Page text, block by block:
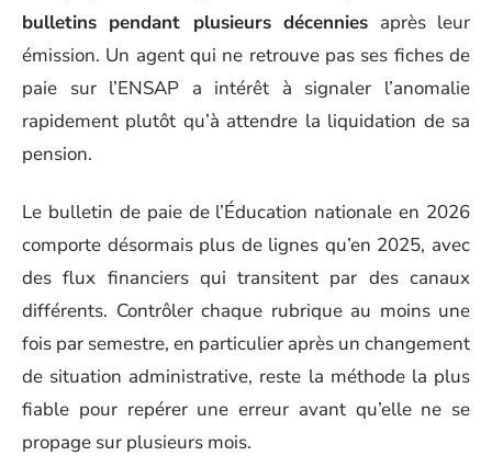
bulletins pendant plusieurs décennies après leur
émission. Un agent qui ne retrouve pas ses fiches de
paie sur l’ENSAP a intérêt à signaler l’anomalie
rapidement plutôt qu’à attendre la liquidation de sa
pension.
Le bulletin de paie de l’Éducation nationale en 2026
comporte désormais plus de lignes qu’en 2025, avec
des flux financiers qui transitent par des canaux
différents. Contrôler chaque rubrique au moins une
fois par semestre, en particulier après un changement
de situation administrative, reste la méthode la plus
fiable pour repérer une erreur avant qu’elle ne se
propage sur plusieurs mois.